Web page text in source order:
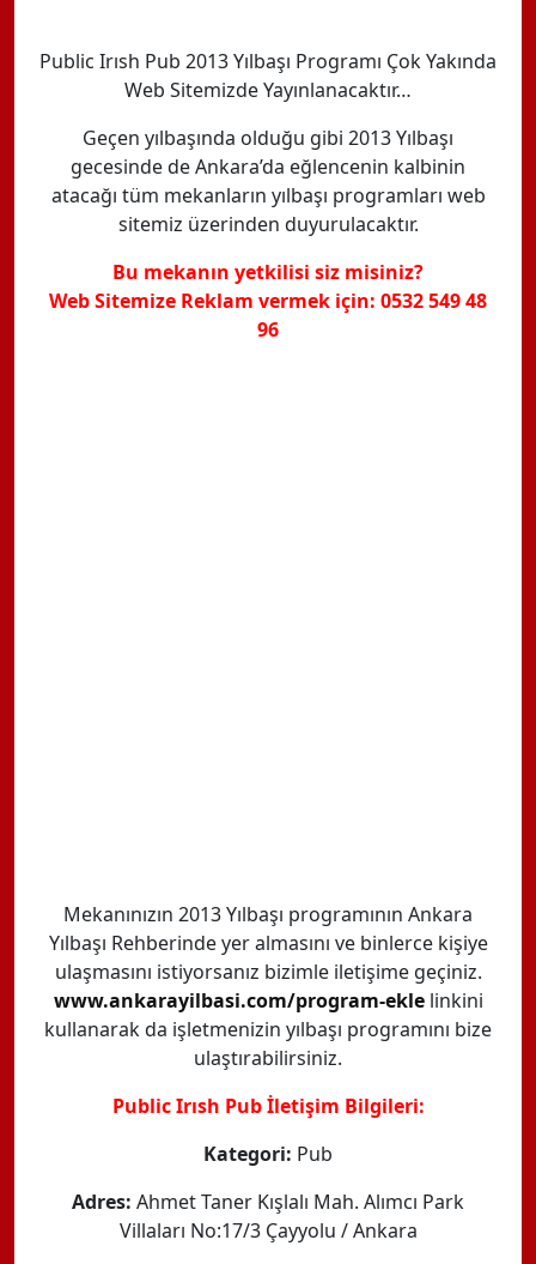
Public Irısh Pub 2013 Yılbaşı Programı Çok Yakında
Web Sitemizde Yayınlanacaktır…
Geçen yılbaşında olduğu gibi 2013 Yılbaşı
gecesinde de Ankara’da eğlencenin kalbinin
atacağı tüm mekanların yılbaşı programları web
sitemiz üzerinden duyurulacaktır.
Bu mekanın yetkilisi siz misiniz?
Web Sitemize Reklam vermek için: 0532 549 48
96
Mekanınızın 2013 Yılbaşı programının Ankara
Yılbaşı Rehberinde yer almasını ve binlerce kişiye
ulaşmasını istiyorsanız bizimle iletişime geçiniz.
www.ankarayilbasi.com/program-eklelinkini
kullanarak da işletmenizin yılbaşı programını bize
ulaştırabilirsiniz.
Public Irısh Pub İletişim Bilgileri:
Kategori: Pub
Adres: Ahmet Taner Kışlalı Mah. Alımcı Park
Villaları No:17/3 Çayyolu / Ankara